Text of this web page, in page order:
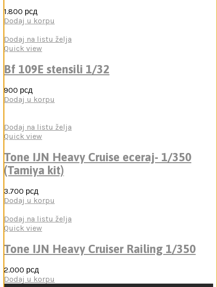
1.800 рсд
Dodaj u korpu
Dodaj na listu želja
Quick view
Bf 109E stensili 1/32
900 рсд
Dodaj u korpu
Dodaj na listu želja
Quick view
Tone IJN Heavy Cruise eceraj- 1/350
(Tamiya kit)
3.700 рсд
Dodaj u korpu
Dodaj na listu želja
Quick view
Tone IJN Heavy Cruiser Railing 1/350
2.000 рсд
Dodaj u korpu